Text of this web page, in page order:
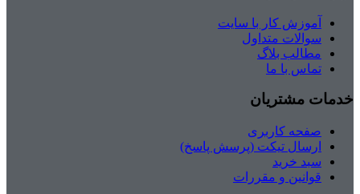
آموزش کار با سایت
سوالات متداول
مطالب بلاگ
تماس با ما
خدمات مشتریان
صفحه کاربری
ارسال تیکت (پرسش پاسخ)
سبد خرید
قوانین و مقررات